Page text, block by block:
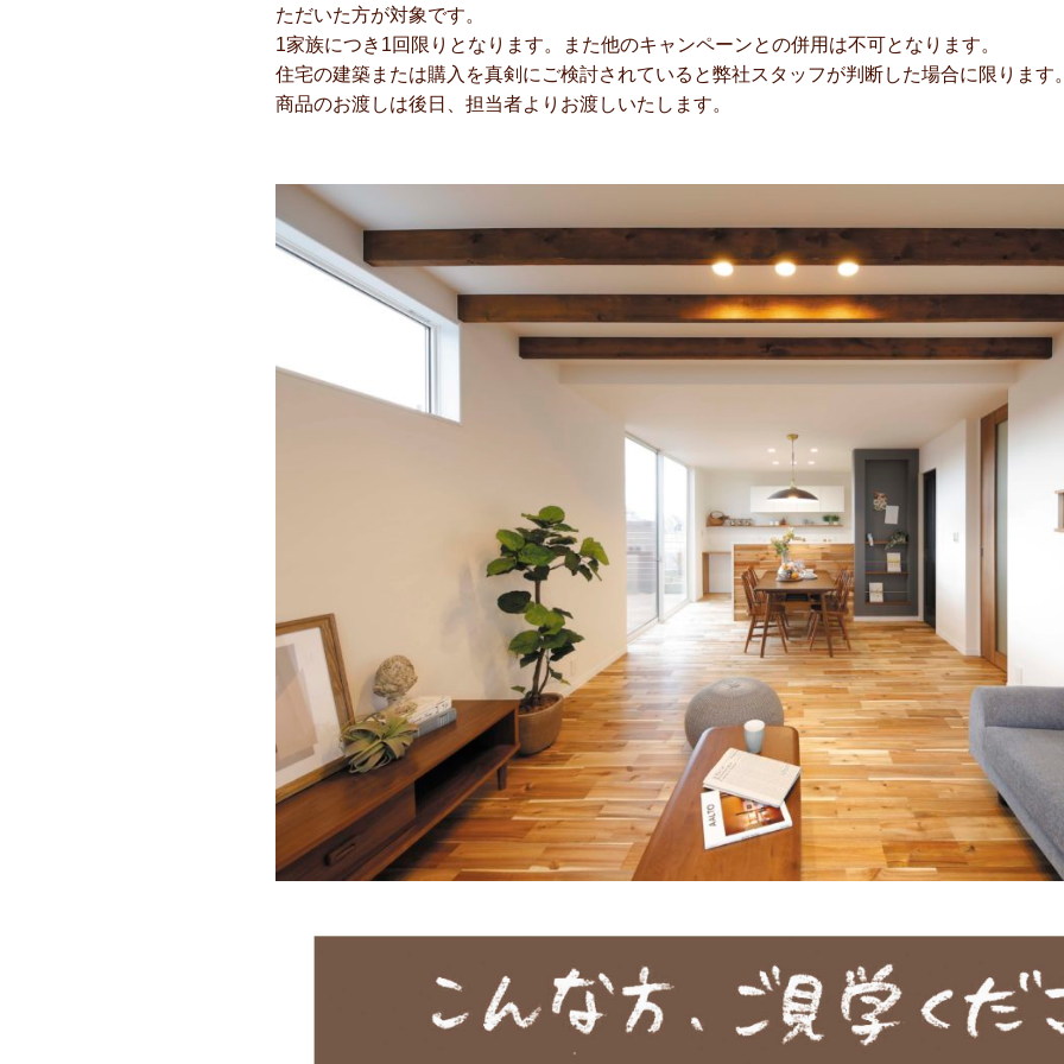
ただいた方が対象です。
1家族につき1回限りとなります。また他のキャンペーンとの併用は不可となります。
住宅の建築または購入を真剣にご検討されていると弊社スタッフが判断した場合に限ります
商品のお渡しは後日、担当者よりお渡しいたします。